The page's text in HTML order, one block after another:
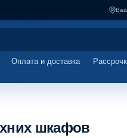
Оплата и доставка
шкафов